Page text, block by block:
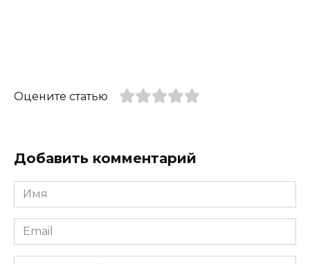
Оцените статью
Добавить комментарий
Имя
*
Email
*